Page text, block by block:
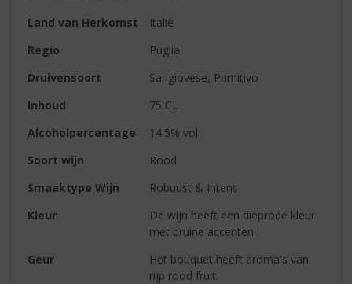
Land van Herkomst
Italië
Regio
Puglia
Druivensoort
Sangiovese, Primitivo
Inhoud
75 CL
Alcoholpercentage
14.5% vol
Soort wijn
Rood
Smaaktype Wijn
Robuust & Intens
Kleur
De wijn heeft een dieprode kleur
met bruine accenten.
Geur
Het bouquet heeft aroma's van
rijp rood fruit.